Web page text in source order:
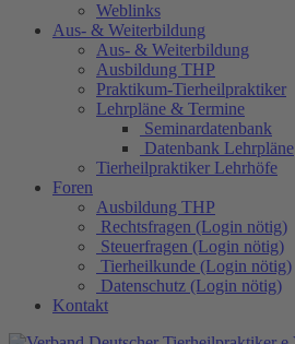
Weblinks
Aus- & Weiterbildung
Aus- & Weiterbildung
Ausbildung THP
Praktikum-Tierheilpraktiker
Lehrpläne & Termine
Seminardatenbank
Datenbank Lehrpläne
Tierheilpraktiker Lehrhöfe
Foren
Ausbildung THP
Rechtsfragen (Login nötig)
Steuerfragen (Login nötig)
Tierheilkunde (Login nötig)
Datenschutz (Login nötig)
Kontakt